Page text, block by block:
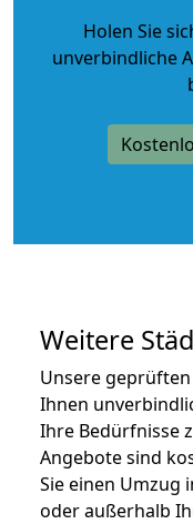
Holen Sie
unverbindliche
Weitere
Unsere
Ihnen
Ihre Bedürfnisse
Angebote sind
Sie einen Umzug
oder außerhalb